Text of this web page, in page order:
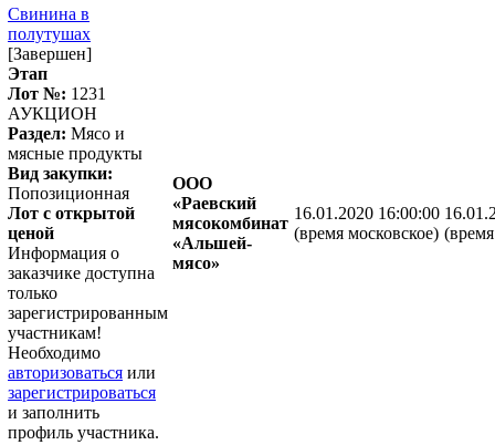
Свинина в
полутушах
[Завершен]
Этап
Лот №: 1231
АУКЦИОН
Раздел: Мясо и
мясные продукты
Вид закупки:
Попозиционная
Лот с открытой
ценой
Информация о
заказчике доступна
только
зарегистрированным
участникам!
Необходимо
авторизоваться или
зарегистрироваться
и заполнить
профиль участника.
ООО
«Раевский
мясокомбинат
«Альшей-
мясо»
16.01.2020 16:00:00
(время московское)